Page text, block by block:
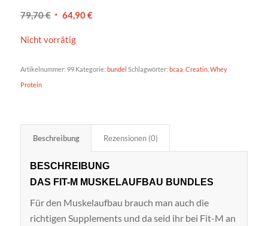
79,70€ Ursprünglicher
war:
64,90€Aktueller
Nicht vorrätig
Artikelnummer: 99 Kategorie: bundel Schlagwörter: bcaa Creatin, Whey
Protein
Beschreibung Rezensionen (0)
BESCHREIBUNG
DAS FIT-M MUSKELAUFBAU BUNDLES
Für den Muskelaufbau brauch man auch die
richtigen Supplements und da seid ihr bei Fit-M an